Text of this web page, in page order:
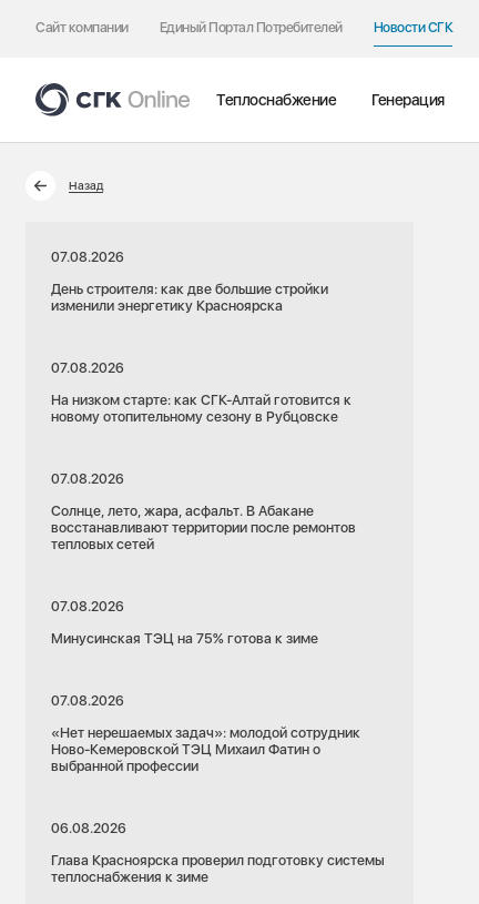
Сайт компании Единый Портал Потребителей Новости СГК
Теплоснабжение Генерация
Назад
07.08.2026
День строителя: как две большие стройки
изменили энергетику Красноярска
07.08.2026
На низком старте: как СГК-Алтай готовится к
новому отопительному сезону в Рубцовске
07.08.2026
Солнце, лето, жара, асфальт. В Абакане
восстанавливают территории после ремонтов
тепловых сетей
07.08.2026
Минусинская ТЭЦ на 75% готова к зиме
07.08.2026
«Нет нерешаемых задач»: молодой сотрудник
Ново-Кемеровской ТЭЦ Михаил Фатин о
выбранной профессии
06.08.2026
Глава Красноярска проверил подготовку системы
теплоснабжения к зиме